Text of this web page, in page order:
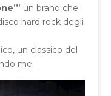
un brano che
hard rock degli
un classico del
me.